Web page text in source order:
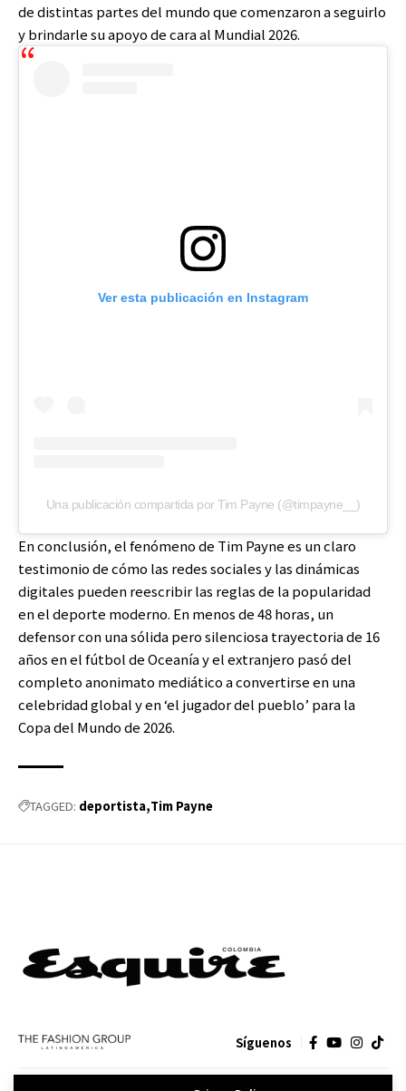
de distintas partes del mundo que comenzaron a seguirlo
y brindarle su apoyo de cara al Mundial 2026.
Ver esta publicación en Instagram
Una publicación compartida por Tim Payne (@timpayne__)
En conclusión, el fenómeno de Tim Payne es un claro
testimonio de cómo las redes sociales y las dinámicas
digitales pueden reescribir las reglas de la popularidad
en el deporte moderno. En menos de 48 horas, un
defensor con una sólida pero silenciosa trayectoria de 16
años en el fútbol de Oceanía y el extranjero pasó del
completo anonimato mediático a convertirse en una
celebridad global y en ‘el jugador del pueblo’ para la
Copa del Mundo de 2026.
TAGGED: deportista Tim Payne
Síguenos